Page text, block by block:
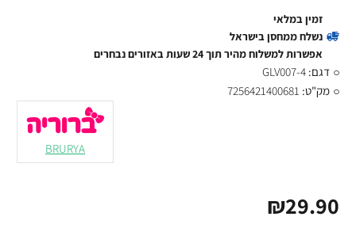
₪29.90
זמין במלאי
נשלח ממחסן בישראל
אפשרות למשלוח מהיר תוך 24 שעות באזורים נבחרים
דגם: GLV007-4
מק"ט: 7256421400681
BRURYA